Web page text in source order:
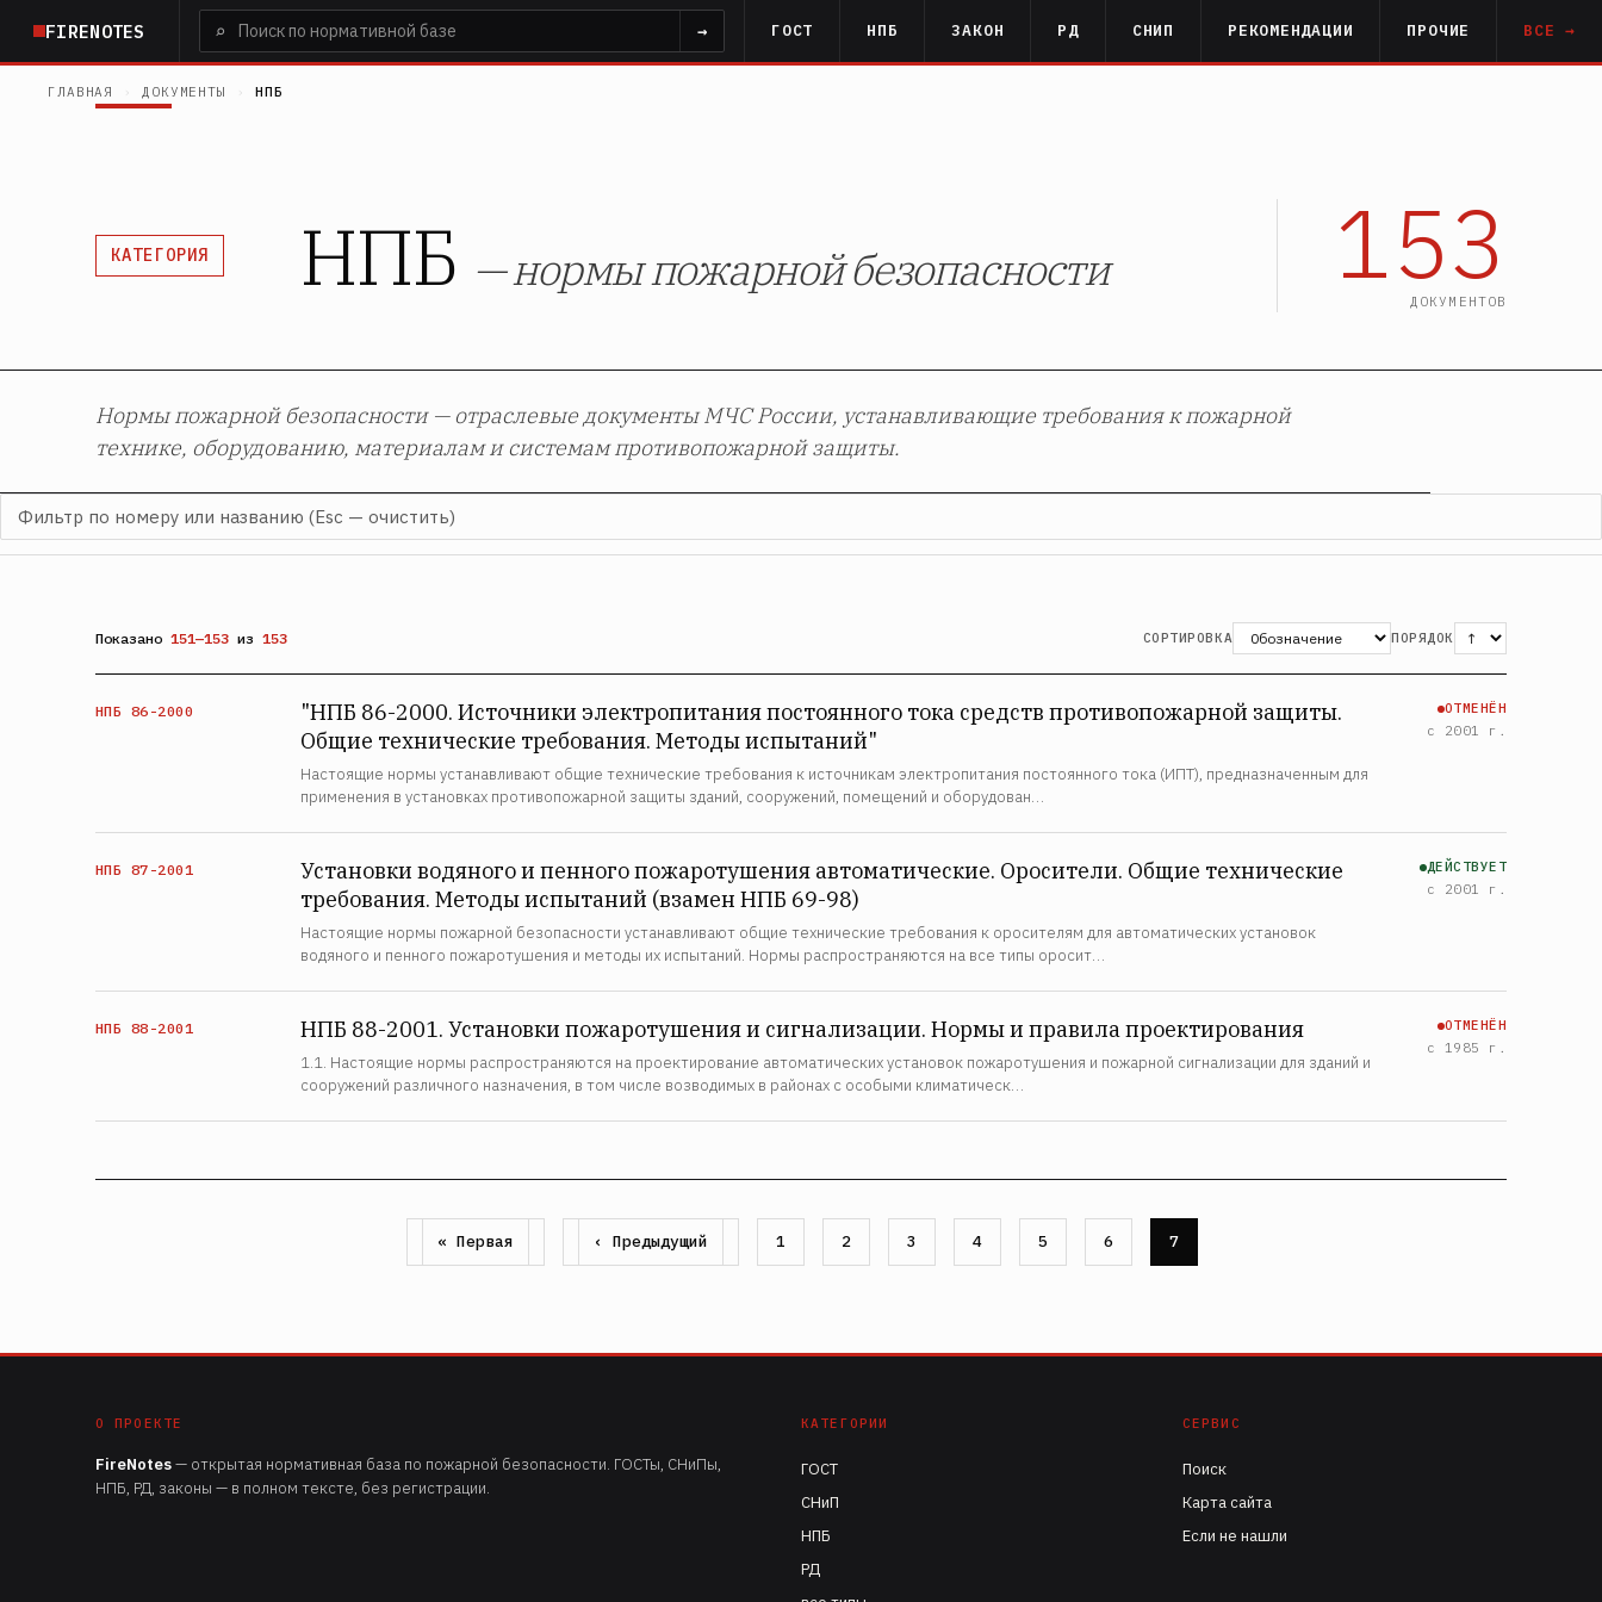
основному
содержанию
FIRENOTES ⌕ → ГОСТ НПБ ЗАКОН РД СНИП РЕКОМЕНДАЦИИ ПРОЧИЕ ВСЕ →
ГЛАВНАЯ ДОКУМЕНТЫ НПБ
КАТЕГОРИЯ НПБ — нормы пожарной безопасности 153
ДОКУМЕНТОВ
Нормы пожарной безопасности — отраслевые документы МЧС России, устанавливающие требования к пожарной
технике, оборудованию, материалам и системам противопожарной защиты.
Показано 151—153 из 153 СОРТИРОВКА ПОРЯДОК
НПБ 86-2000
"НПБ 86-2000. Источники электропитания постоянного тока средств противопожарной защиты.
Общие технические требования. Методы испытаний"
Настоящие нормы устанавливают общие технические требования к источникам электропитания постоянного тока (ИПТ), предназначенным для
применения в установках противопожарной защиты зданий, сооружений, помещений и оборудован…
ОТМЕНЁН
с 2001 г.
НПБ 87-2001
Установки водяного и пенного пожаротушения автоматические. Оросители. Общие технические
требования. Методы испытаний (взамен НПБ 69-98)
Настоящие нормы пожарной безопасности устанавливают общие технические требования к оросителям для автоматических установок
водяного и пенного пожаротушения и методы их испытаний. Нормы распространяются на все типы оросит…
ДЕЙСТВУЕТ
с 2001 г.
НПБ 88-2001 НПБ 88-2001. Установки пожаротушения и сигнализации. Нормы и правила проектирования
1.1. Настоящие нормы распространяются на проектирование автоматических установок пожаротушения и пожарной сигнализации для зданий и
сооружений различного назначения, в том числе возводимых в районах с особыми климатическ…
ОТМЕНЁН
с 1985 г.
Нумерация
страница
« Первая
страница
‹ Предыдущий Страница
1 Страница
2 Страница
3 Страница
4 Страница
5 Страница
6 Страница
7
О ПРОЕКТЕ
FireNotes— открытая нормативная база по пожарной безопасности. ГОСТы, СНиПы,
НПБ, РД, законы — в полном тексте, без регистрации.
КАТЕГОРИИ
ГОСТ
СНиП
НПБ
РД
СЕРВИС
Поиск
Карта сайта
Если не нашли